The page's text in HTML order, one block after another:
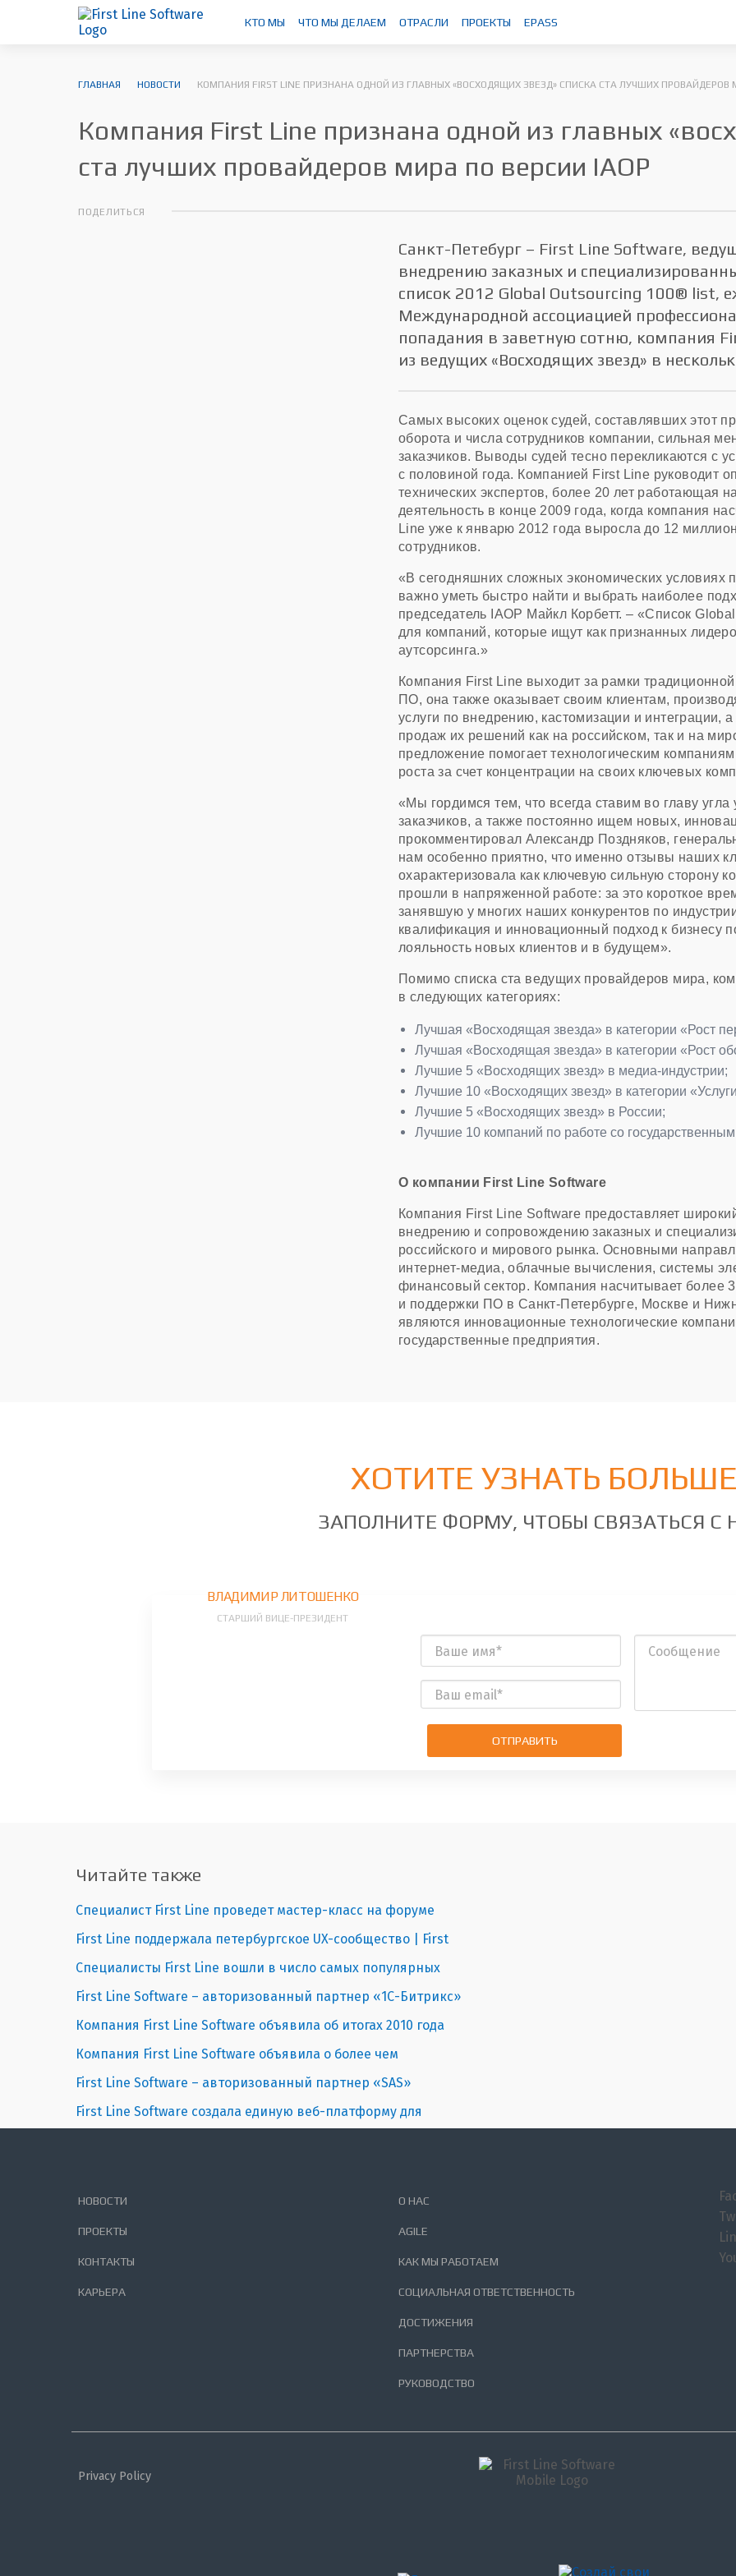
КТО МЫ ЧТО МЫ ДЕЛАЕМ ОТРАСЛИ ПРОЕКТЫ EPASS
ГЛАВНАЯ НОВОСТИ КОМПАНИЯ FIRST LINE ПРИЗНАНА ОДНОЙ ИЗ ГЛАВНЫХ «ВОСХОДЯЩИХ ЗВЕЗД» СПИСКА СТА ЛУЧШИХ ПРОВАЙДЕРОВ
Компания First Line признана одной из главных
ста лучших провайдеров мира по версии IAOP
ПОДЕЛИТЬСЯ
Санкт-Петебург – First Line Software,
внедрению заказных и
список 2012 Global Outsourcing 100® list,
Международной ассоциацией
попадания в заветную сотню, компания
из ведущих «Восходящих звезд» в
Самых высоких оценок судей, составлявших этот
оборота и числа сотрудников компании, сильная
заказчиков. Выводы судей тесно перекликаются с
с половиной года. Компанией First Line руководит
технических экспертов, более 20 лет работающая
деятельность в конце 2009 года, когда компания
Line уже к январю 2012 года выросла до 12
сотрудников.
«В сегодняшних сложных экономических условиях
важно уметь быстро найти и выбрать наиболее
председатель IAOP Майкл Корбетт. – «Список
для компаний, которые ищут как признанных
аутсорсинга.»
Компания First Line выходит за рамки
ПО, она также оказывает своим клиентам,
услуги по внедрению, кастомизации и интеграции,
продаж их решений как на российском, так и на
предложение помогает технологическим
роста за счет концентрации на своих ключевых
«Мы гордимся тем, что всегда ставим во главу
заказчиков, а также постоянно ищем новых,
прокомментировал Александр Поздняков,
нам особенно приятно, что именно отзывы наших
охарактеризовала как ключевую сильную сторону
прошли в напряженной работе: за это короткое
занявшую у многих наших конкурентов по
квалификация и инновационный подход к бизнесу
лояльность новых клиентов и в будущем».
Помимо списка ста ведущих провайдеров мира,
в следующих категориях:
Лучшая «Восходящая звезда» в категории «Рост
Лучшая «Восходящая звезда» в категории «Рост
Лучшие 5 «Восходящих звезд» в медиа-индустрии;
Лучшие 10 «Восходящих звезд» в категории
Лучшие 5 «Восходящих звезд» в России;
Лучшие 10 компаний по работе со
О компании First Line Software
Компания First Line Software предоставляет
внедрению и сопровождению заказных и
российского и мирового рынка. Основными
интернет-медиа, облачные вычисления, системы
финансовый сектор. Компания насчитывает более
и поддержки ПО в Санкт-Петербурге, Москве и
являются инновационные технологические
государственные предприятия.
ХОТИТЕ УЗНАТЬ
ЗАПОЛНИТЕ ФОРМУ, ЧТОБЫ СВЯЗАТЬСЯ С
ВЛАДИМИР ЛИТОШЕНКО
СТАРШИЙ ВИЦЕ-ПРЕЗИДЕНТ
ОТПРАВИТЬ
Читайте также
Специалист First Line проведет мастер-класс на форуме
First Line поддержала петербургское UX-сообщество | First
Специалисты First Line вошли в число самых популярных
First Line Software – авторизованный партнер «1С-Битрикс»
Компания First Line Software объявила об итогах 2010 года
Компания First Line Software объявила о более чем
First Line Software – авторизованный партнер «SAS»
First Line Software создала единую веб-платформу для
НОВОСТИ
ПРОЕКТЫ
КОНТАКТЫ
КАРЬЕРА
О НАС
AGILE
КАК МЫ РАБОТАЕМ
СОЦИАЛЬНАЯ ОТВЕТСТВЕННОСТЬ
ДОСТИЖЕНИЯ
ПАРТНЕРСТВА
РУКОВОДСТВО
Privacy Policy